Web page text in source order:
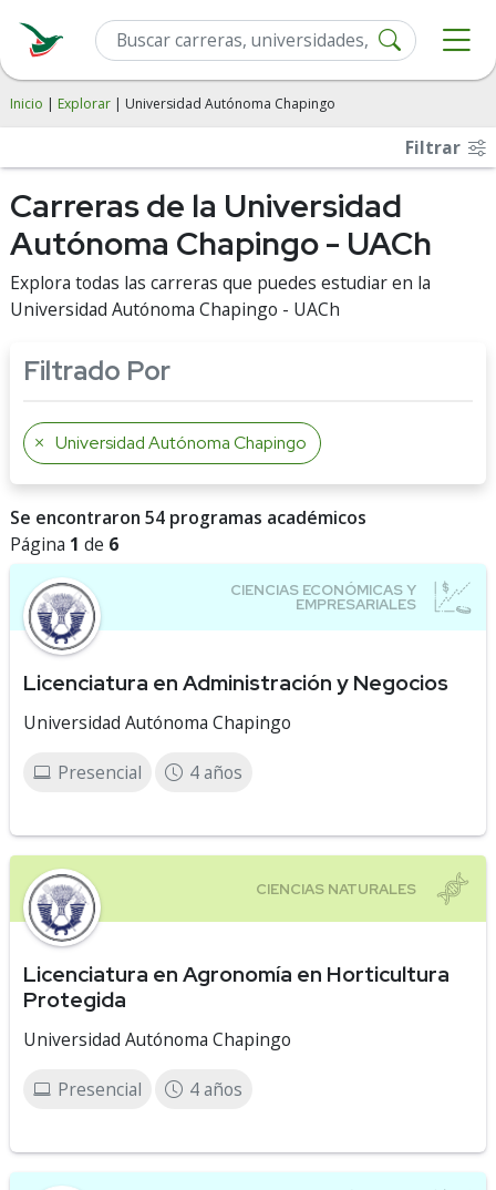
Inicio | Explorar | Universidad Autónoma Chapingo
Filtrar
Carreras de la Universidad
Autónoma Chapingo - UACh
Explora todas las carreras que puedes estudiar en la
Universidad Autónoma Chapingo - UACh
Filtrado Por
Universidad Autónoma Chapingo
Se encontraron 54 programas académicos
Página 1 de 6
Licenciatura en Administración y Negocios
Universidad Autónoma Chapingo
Presencial 4 años
Licenciatura en Agronomía en Horticultura
Protegida
Universidad Autónoma Chapingo
Presencial 4 años